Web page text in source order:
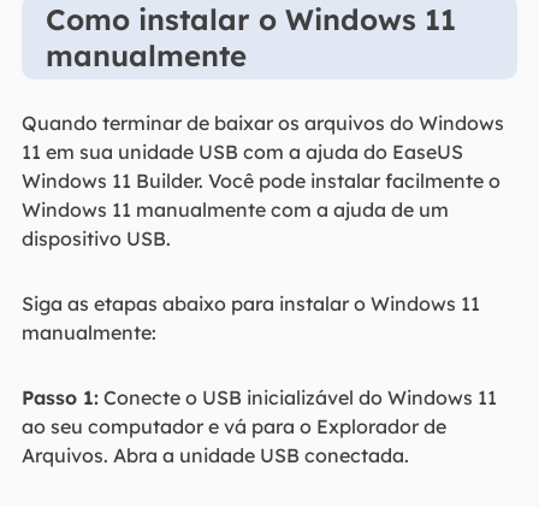
Como instalar o Windows 11
manualmente
Quando terminar de baixar os arquivos do Windows
11 em sua unidade USB com a ajuda do EaseUS
Windows 11 Builder. Você pode instalar facilmente o
Windows 11 manualmente com a ajuda de um
dispositivo USB.
Siga as etapas abaixo para instalar o Windows 11
manualmente:
Passo 1:Conecte o USB inicializável do Windows 11
ao seu computador e vá para o Explorador de
Arquivos. Abra a unidade USB conectada.